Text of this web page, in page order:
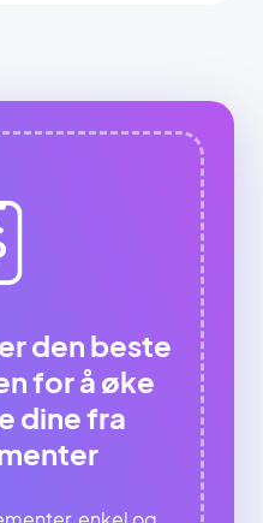
den beste
for å øke
dine fra